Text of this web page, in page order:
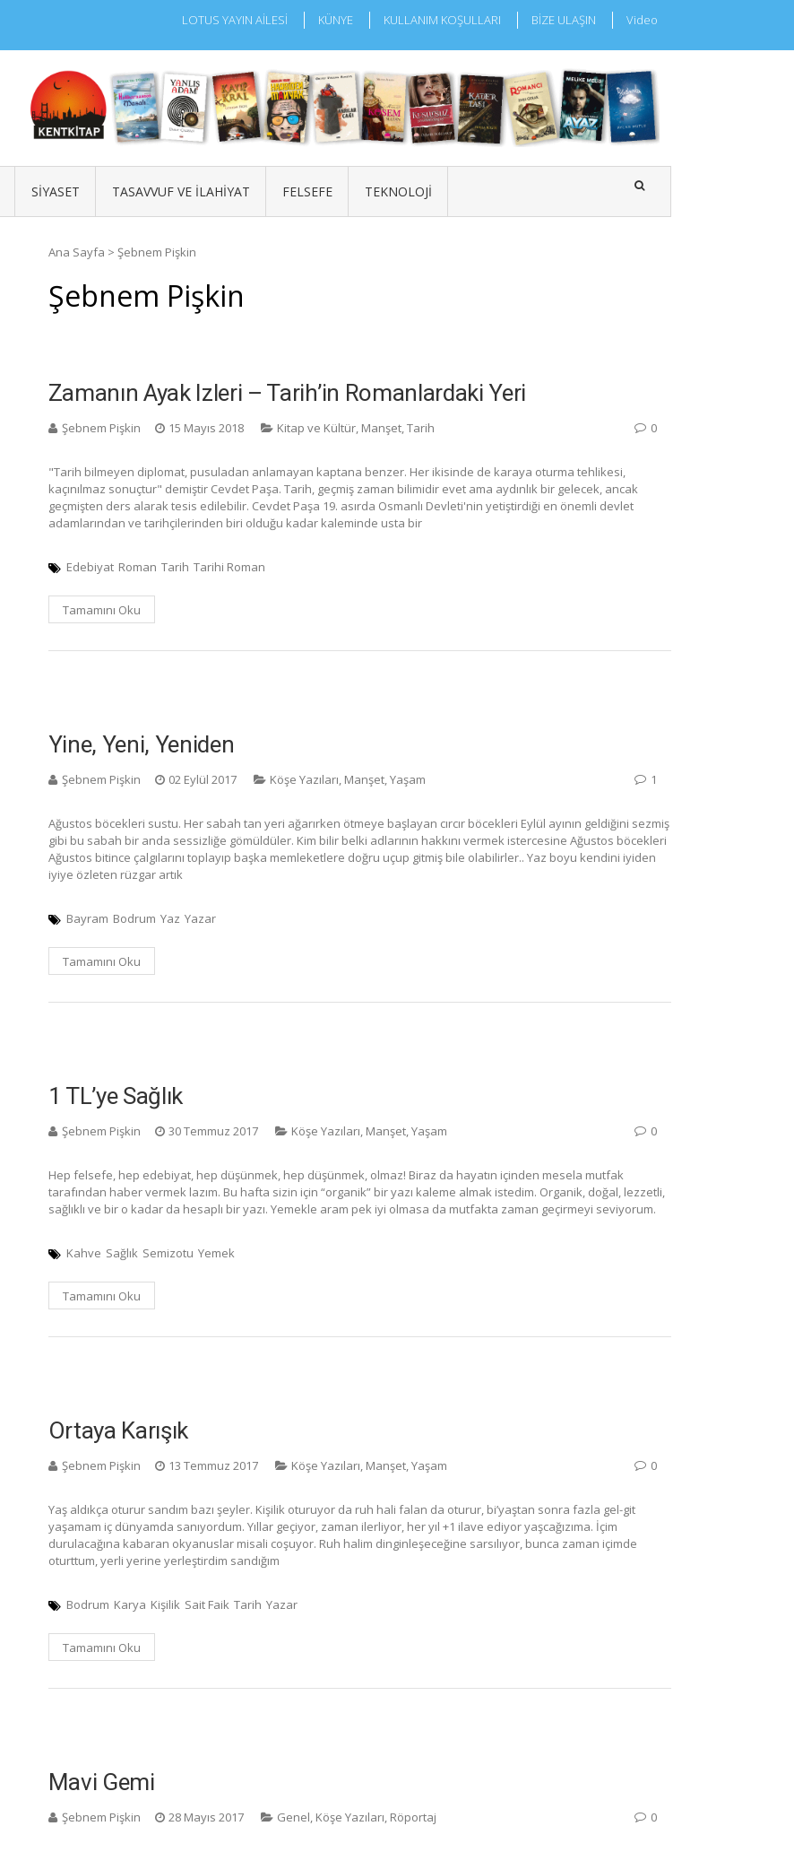
LOTUS YAYIN AİLESİ KÜNYE KULLANIM KOŞULLARI BİZE ULAŞIN Video
SIYASET TASAVVUF VE İLAHIYAT FELSEFE TEKNOLOJI
Ana Sayfa > Şebnem Pişkin
Şebnem Pişkin
Zamanın Ayak Izleri – Tarih’in Romanlardaki Yeri
Şebnem Pişkin 15 Mayıs 2018 Kitap ve Kültür, Manşet,Tarih 0
"Tarih bilmeyen diplomat, pusuladan anlamayan kaptana benzer. Her ikisinde de karaya oturma tehlikesi,
kaçınılmaz sonuçtur" demiştir Cevdet Paşa. Tarih, geçmiş zaman bilimidir evet ama aydınlık bir gelecek, ancak
geçmişten ders alarak tesis edilebilir. Cevdet Paşa 19. asırda Osmanlı Devleti'nin yetiştirdiği en önemli devlet
adamlarından ve tarihçilerinden biri olduğu kadar kaleminde usta bir
Edebiyat Roman Tarih Tarihi Roman
Tamamını Oku
Yine, Yeni, Yeniden
Şebnem Pişkin 02 Eylül 2017 Köşe Yazıları, Manşet,Yaşam 1
Ağustos böcekleri sustu. Her sabah tan yeri ağarırken ötmeye başlayan cırcır böcekleri Eylül ayının geldiğini sezmiş
gibi bu sabah bir anda sessizliğe gömüldüler. Kim bilir belki adlarının hakkını vermek istercesine Ağustos böcekleri
Ağustos bitince çalgılarını toplayıp başka memleketlere doğru uçup gitmiş bile olabilirler.. Yaz boyu kendini iyiden
iyiye özleten rüzgar artık
Bayram Bodrum Yaz Yazar
Tamamını Oku
1 TL’ye Sağlık
Şebnem Pişkin 30 Temmuz 2017 Köşe Yazıları, Manşet,Yaşam 0
Hep felsefe, hep edebiyat, hep düşünmek, hep düşünmek, olmaz! Biraz da hayatın içinden mesela mutfak
tarafından haber vermek lazım. Bu hafta sizin için “organik” bir yazı kaleme almak istedim. Organik, doğal, lezzetli,
sağlıklı ve bir o kadar da hesaplı bir yazı. Yemekle aram pek iyi olmasa da mutfakta zaman geçirmeyi seviyorum.
Kahve Sağlık Semizotu Yemek
Tamamını Oku
Ortaya Karışık
Şebnem Pişkin 13 Temmuz 2017 Köşe Yazıları, Manşet,Yaşam 0
Yaş aldıkça oturur sandım bazı şeyler. Kişilik oturuyor da ruh hali falan da oturur, bi’yaştan sonra fazla gel-git
yaşamam iç dünyamda sanıyordum. Yıllar geçiyor, zaman ilerliyor, her yıl +1 ilave ediyor yaşcağızıma. İçim
durulacağına kabaran okyanuslar misali coşuyor. Ruh halim dinginleşeceğine sarsılıyor, bunca zaman içimde
oturttum, yerli yerine yerleştirdim sandığım
Bodrum Karya Kişilik Sait Faik Tarih Yazar
Tamamını Oku
Mavi Gemi
Şebnem Pişkin 28 Mayıs 2017 Genel, Köşe Yazıları, Röportaj 0